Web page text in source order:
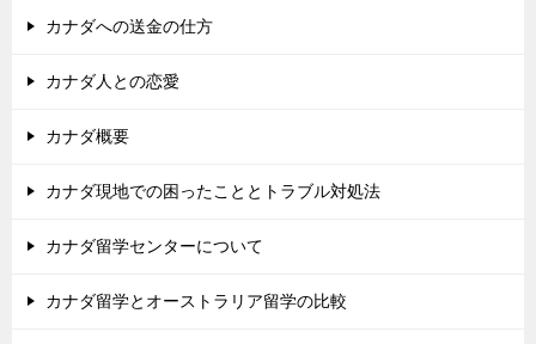
カナダへの送金の仕方
カナダ人との恋愛
カナダ概要
カナダ現地での困ったこととトラブル対処法
カナダ留学センターについて
カナダ留学とオーストラリア留学の比較